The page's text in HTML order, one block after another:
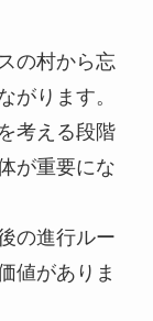
の村から忘
がります。
考える段階
が重要にな
の進行ルー
値がありま